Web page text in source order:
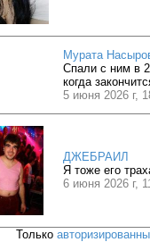
Мурата
Спали с ним в
когда
5 июня 2026 г,
ДЖЕБРАИЛ
Я тоже его
6 июня 2026 г,
Только